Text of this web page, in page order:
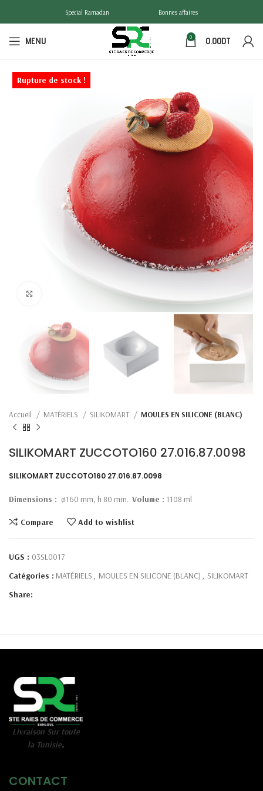
Spécial Ramadan Bonnes affaires
MENU 0 0.00DT
Rupture de stock !
Accueil MATÉRIELS SILIKOMART MOULES EN SILICONE (BLANC)
SILIKOMART ZUCCOTO160 27.016.87.0098
SILIKOMART ZUCCOTO160 27.016.87.0098
Dimensions : ø160 mm, h 80 mm. Volume : 1108 ml
Compare Add to wishlist
UGS : 03SL0017
Catégories : MATÉRIELS , MOULES EN SILICONE (BLANC) , SILIKOMART
Share:
Livraison Sur toute
la Tunisie.
CONTACT